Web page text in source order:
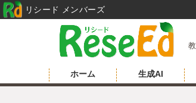
ホーム 生成AI
リシード メンバーズ